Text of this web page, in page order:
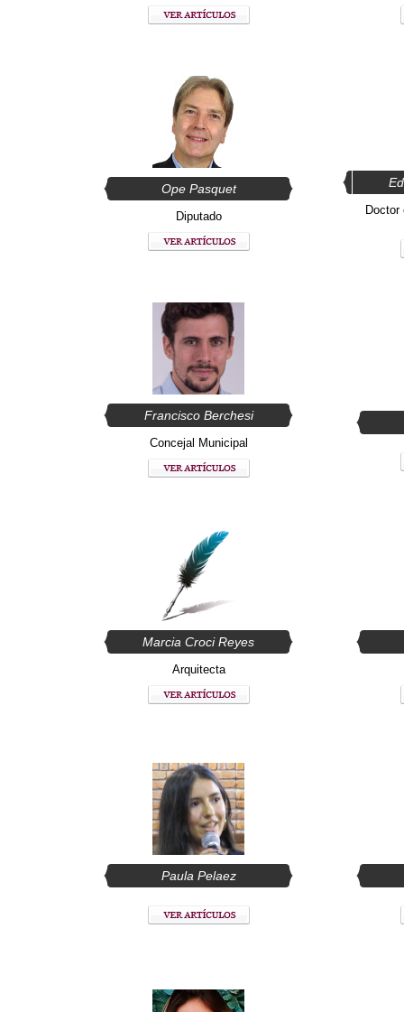
Ope Pasquet
Diputado
Francisco Berchesi
Concejal Municipal
Marcia Croci Reyes
Arquitecta
Paula Pelaez
Doctor